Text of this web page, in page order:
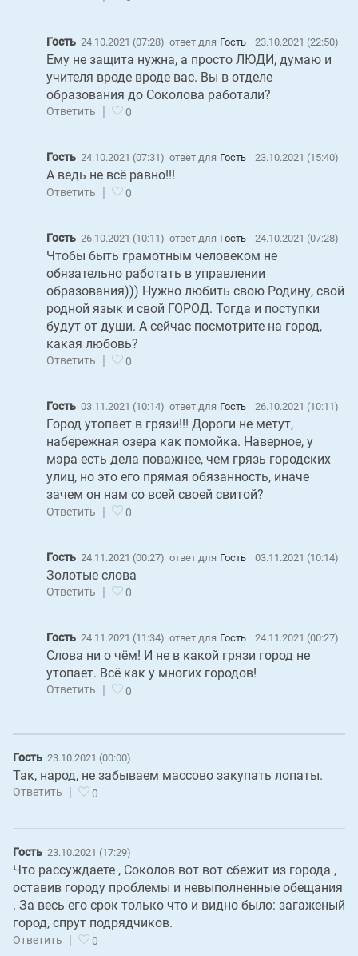
Гость 24.10.2021 (07:28) ответ для Гость 23.10.2021 (22:50)
Ему не защита нужна, а просто ЛЮДИ, думаю и
учителя вроде вроде вас. Вы в отделе
образования до Соколова работали?
Ответить 0
Гость 24.10.2021 (07:31) ответ для Гость 23.10.2021 (15:40)
А ведь не всё равно!!!
Ответить | 0
Гость 26.10.2021 (10:11) ответ для Гость 24.10.2021 (07:28)
Чтобы быть грамотным человеком не
обязательно работать в управлении
образования))) Нужно любить свою Родину, свой
родной язык и свой ГОРОД. Тогда и поступки
будут от души. А сейчас посмотрите на город,
какая любовь?
Ответить | 0
Гость 03.11.2021 (10:14) ответ для Гость 26.10.2021 (10:11)
Город утопает в грязи!!! Дороги не метут,
набережная озера как помойка. Наверное, у
мэра есть дела поважнее, чем грязь городских
улиц, но это его прямая обязанность, иначе
зачем он нам со всей своей свитой?
Ответить | 0
Гость 24.11.2021 (00:27) ответ для Гость 03.11.2021 (10:14)
Золотые слова
Ответить | 0
Гость 24.11.2021 (11:34) ответ для Гость 24.11.2021 (00:27)
Слова ни о чём! И не в какой грязи город не
утопает. Всё как у многих городов!
Ответить 0
Гость 23.10.2021 (00:00)
Так, народ, не забываем массово закупать лопаты.
Ответить 0
Гость 23.10.2021 (17:29)
Что рассуждаете , Соколов вот вот сбежит из города ,
оставив городу проблемы и невыполненные обещания
. За весь его срок только что и видно было: загаженый
город, спрут подрядчиков.
Ответить | 0